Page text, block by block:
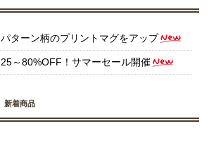
パターン柄のプリントマグをアップ
25～80%OFF！サマーセール開催
新着商品